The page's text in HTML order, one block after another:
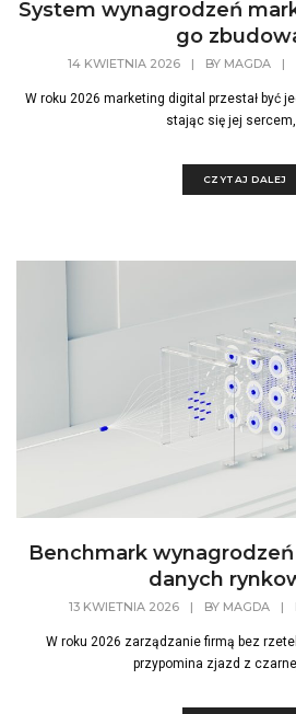
System wynagrodzeń
go
14 KWIETNIA 2026 | BY MAGDA |
W roku 2026 marketing digital przestał być
stając się jej sercem,
CZYTAJ DALEJ
Benchmark wynagrodzeń
danych
13 KWIETNIA 2026 | BY MAGDA |
W roku 2026 zarządzanie firmą bez
przypomina zjazd z